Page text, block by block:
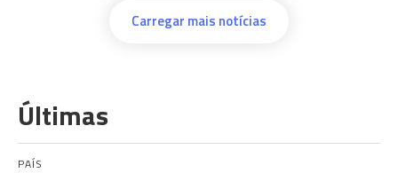
Carregar mais notícias
Últimas
PAÍS